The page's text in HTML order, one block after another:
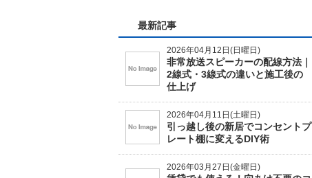
最新記事
2026年04月12日(日曜日)
非常放送スピーカーの配線方法｜
2線式・3線式の違いと施工後の
仕上げ
2026年04月11日(土曜日)
引っ越し後の新居でコンセントプ
レート棚に変えるDIY術
2026年03月27日(金曜日)